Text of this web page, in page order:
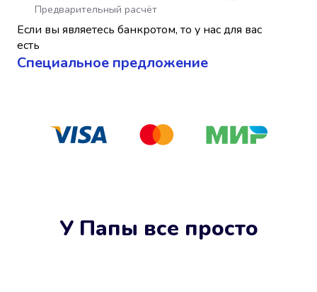
Если вы являетесь банкротом, то у нас для вас
есть
Cпециальное предложение
Предварительный расчёт
У Папы все просто